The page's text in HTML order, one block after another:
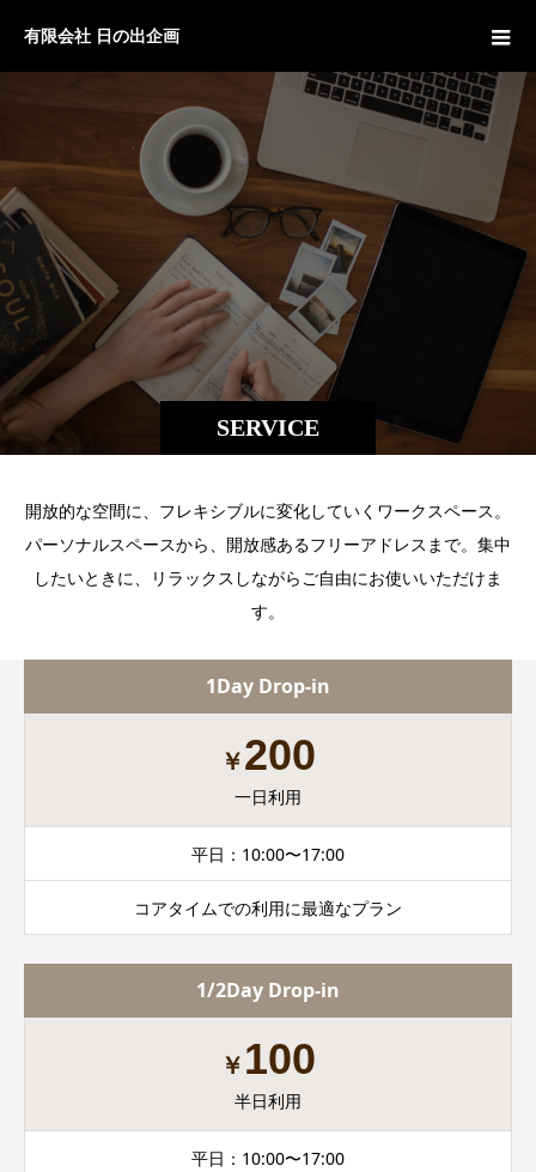
有限会社 日の出企画
SERVICE
開放的な空間に、フレキシブルに変化していくワークスペース。
パーソナルスペースから、開放感あるフリーアドレスまで。集中
したいときに、リラックスしながらご自由にお使いいただけま
す。
1Day Drop-in
￥200
一日利用
平日：10:00〜17:00
コアタイムでの利用に最適なプラン
1/2Day Drop-in
￥ 100
半日利用
平日：10:00〜17:00